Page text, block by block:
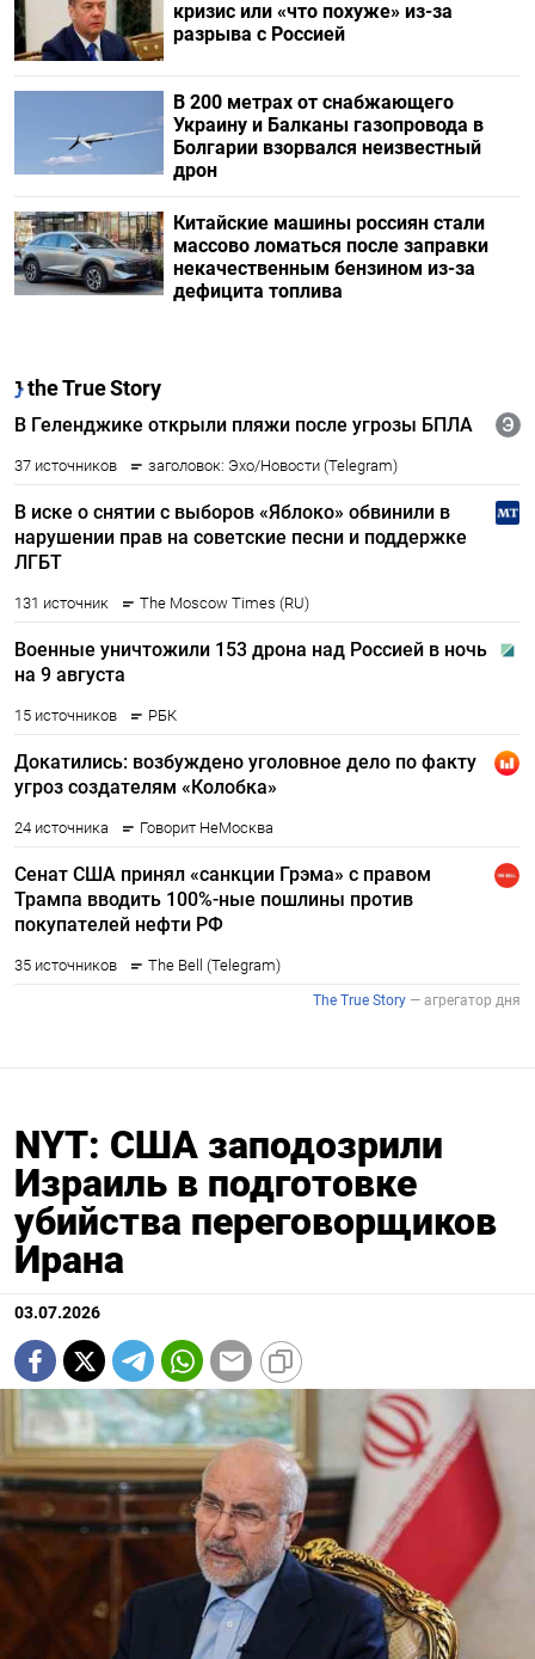
кризис или «что похуже» из-за
разрыва с Россией
В 200 метрах от снабжающего
Украину и Балканы газопровода в
Болгарии взорвался неизвестный
дрон
Китайские машины россиян стали
массово ломаться после заправки
некачественным бензином из-за
дефицита топлива
NYT: США заподозрили
Израиль в подготовке
убийства переговорщиков
Ирана
03.07.2026